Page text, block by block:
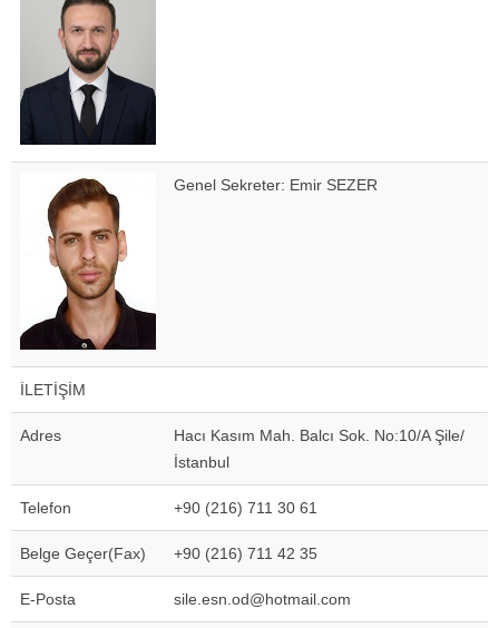
Genel Sekreter: Emir SEZER
İLETİŞİM
Adres
Hacı Kasım Mah. Balcı Sok. No:10/A Şile/
İstanbul
Telefon +90 (216) 711 30 61
Belge Geçer(Fax) +90 (216) 711 42 35
E-Posta sile.esn.od@hotmail.com